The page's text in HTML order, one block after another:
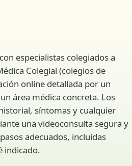
especialistas colegiados a
Colegial (colegios de
online detallada por un
área médica concreta. Los
síntomas y cualquier
una videoconsulta segura y
adecuados, incluidas
indicado.